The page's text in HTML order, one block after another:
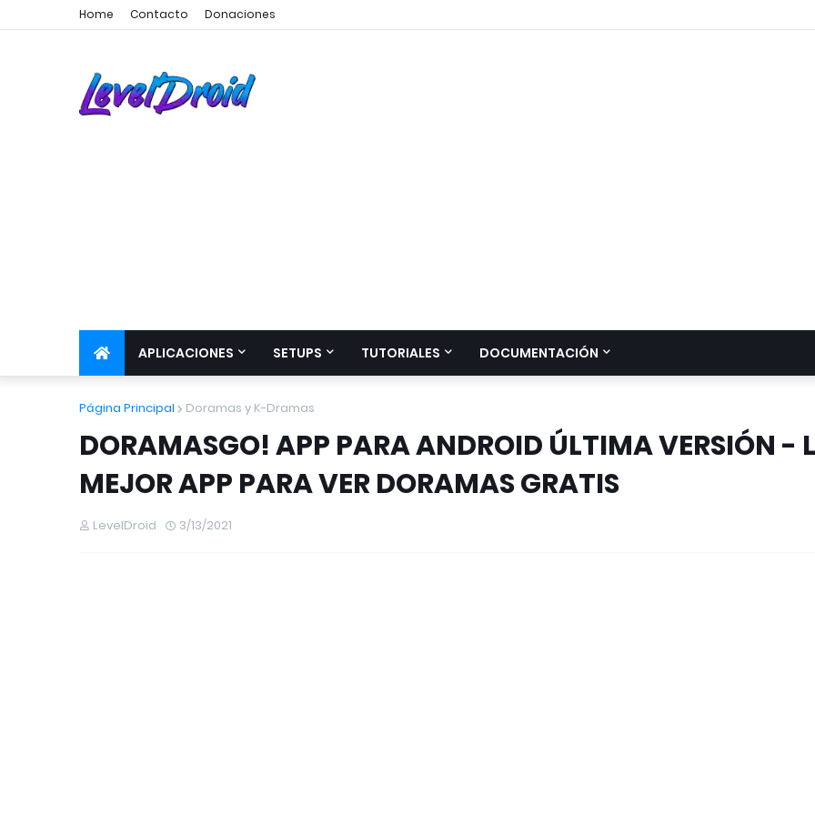
Home Contacto Donaciones
APLICACIONES SETUPS TUTORIALES DOCUMENTACIÓN
Página Principal Doramas y K-Dramas
DORAMASGO! APP PARA ANDROID ÚLTIMA VERSIÓN -
MEJOR APP PARA VER DORAMAS GRATIS
LevelDroid 3/13/2021